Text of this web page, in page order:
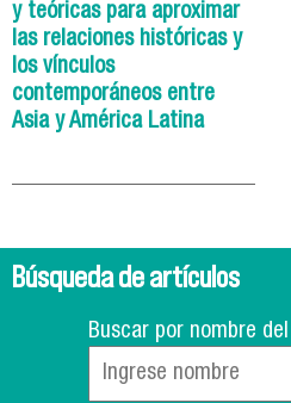
y teóricas para aproximar
las relaciones históricas y
los vínculos
contemporáneos entre
Asia y América Latina
Búsqueda de artículos
Buscar por nombre